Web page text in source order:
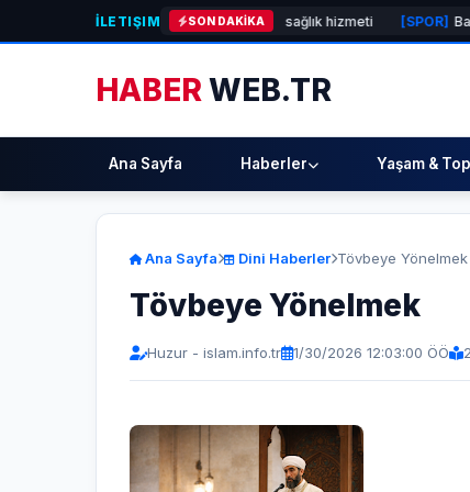
İLETIŞIM SON DAKİKA
Belediyesi’nden örnek sağlık hizmeti [SPOR] Başkan Yıldız
HABERWEB.TR
Ana Sayfa Haberler Yaşam &
Ana Sayfa Dini Haberler Tövbeye Yönelmek
Tövbeye Yönelmek
Huzur - islam.info.tr 1/30/2026 12:03:00 ÖÖ 2